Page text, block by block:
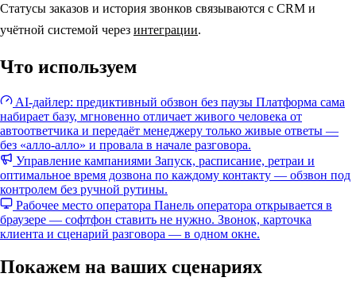
Статусы заказов и история звонков связываются с CRM и
учётной системой через интеграции.
Что используем
AI-дайлер: предиктивный обзвон без паузы Платформа сама
набирает базу, мгновенно отличает живого человека от
автоответчика и передаёт менеджеру только живые ответы —
без «алло-алло» и провала в начале разговора.
Управление кампаниями Запуск, расписание, ретраи и
оптимальное время дозвона по каждому контакту — обзвон под
контролем без ручной рутины.
Рабочее место оператора Панель оператора открывается в
браузере — софтфон ставить не нужно. Звонок, карточка
клиента и сценарий разговора — в одном окне.
Покажем на ваших сценариях